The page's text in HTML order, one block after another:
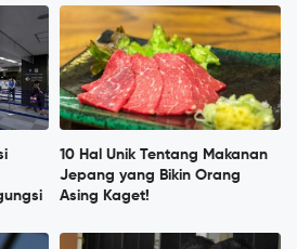
10 Hal Unik Tentang Makanan
Jepang yang Bikin Orang
Asing Kaget!